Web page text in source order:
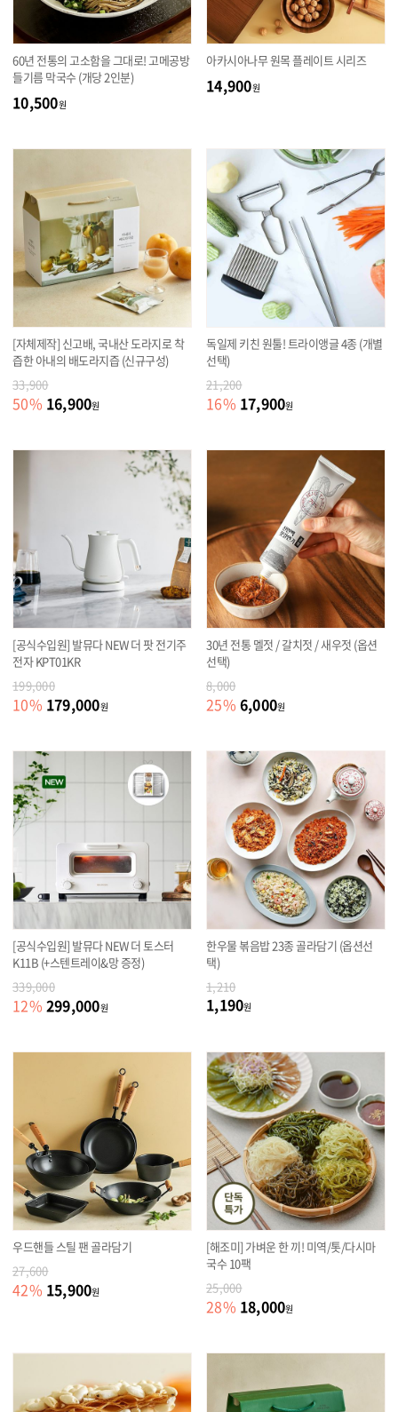
60년 전통의 고소함을 그대로! 고메공방
들기름 막국수 (개당 2인분)
10,500원
아카시아나무 원목 플레이트 시리즈
14,900원
[자체제작] 신고배, 국내산 도라지로 착
즙한 아내의 배도라지즙 (신규구성)
33,900
50% 16,900원
독일제 키친 원툴! 트라이앵글 4종 (개별
선택)
21,200
16% 17,900원
[공식수입원] 발뮤다 NEW 더 팟 전기주
전자 KPT01KR
199,000
10% 179,000원
30년 전통 멜젓 / 갈치젓 / 새우젓 (옵션
선택)
8,000
25% 6,000원
[공식수입원] 발뮤다 NEW 더 토스터
K11B (+스텐트레이&망 증정)
339,000
12% 299,000원
한우물 볶음밥 23종 골라담기 (옵션선
택)
1,210
1,190원
우드핸들 스틸 팬 골라담기
27,600
42% 15,900원
[해조미] 가벼운 한 끼! 미역/톳/다시마
국수 10팩
25,000
28% 18,000원